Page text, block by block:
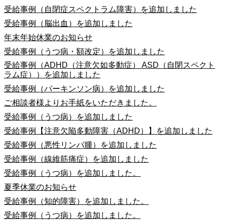
受給事例（自閉症スペクトラム障害）を追加しました
受給事例（脳出血）を追加しました
年末年始休業のお知らせ
受給事例（うつ病・額改定）を追加しました
受給事例（ADHD（注意欠如多動症） ASD（自閉スペクト
ラム症））を追加しました
受給事例（パーキンソン病）を追加しました
ご相談者様よりお手紙をいただきました。
受給事例（うつ病）を追加しました
受給事例【注意欠陥多動障害（ADHD）】を追加しました
受給事例（悪性リンパ腫）を追加しました
受給事例（線維筋痛症）を追加しました
受給事例（うつ病）を追加しました。
夏季休業のお知らせ
受給事例（知的障害）を追加しました。
受給事例（うつ病）を追加しました。